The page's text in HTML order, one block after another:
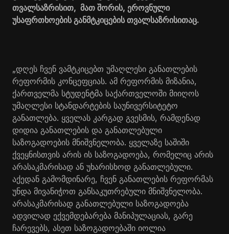
თვალსაზრისით, მათ შორის, ეროვნული
უსაფრთხოების განმტკიცების თვალსაზრისითაც.
„დღეს ჩვენ ვამტკიცებთ უმაღლესი განათლების
რეფორმის კონცეფციას. ამ რეფორმის მიზანია,
ქართველმა სტუდენტმა საქართველოში მიიღოს
უმაღლესი სტანდარტების საუნივერსიტეტო
განათლება. ყველას კარგად გვესმის, რამდენად
დიდია განათლების და განათლებული
საზოგადოების მნიშვნელობა. ყველაზე საშიში
ქვეყნისთვის არის ის საზოგადოება, რომელიც არის
არასაკმარისად ან უხარისხოდ განათლებული.
აქედან გამომდინარე, ჩვენ განათლების რეფორმას
უნდა მივანიჭოთ განსაკუთრებული მნიშვნელობა.
არასაკმარისად განათლებული საზოგადოება
ადვილად ექვემდებარება მანიპულაციას, გარე
ჩარევებს, ასეთ საზოგადოებაში იოლია